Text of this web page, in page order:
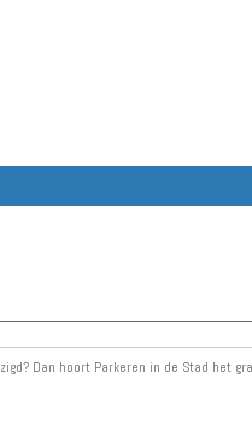
Dan hoort Parkeren in de Stad het